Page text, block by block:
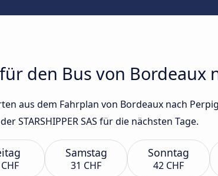
den Bus von Bordeaux
aus dem Fahrplan von Bordeaux nach
STARSHIPPER SAS für die nächsten Tage.
Samstag
31 CHF
Sonntag
42 CHF